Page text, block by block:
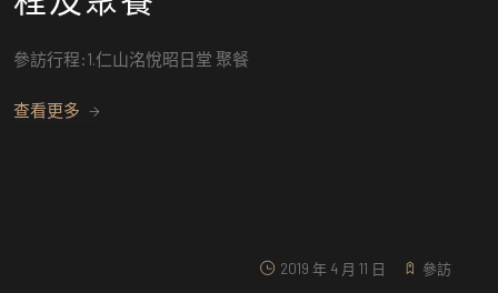
參訪行程:1.仁山洺悅昭日堂 聚餐
查看更多
2019 年 4 月 11 日 參訪